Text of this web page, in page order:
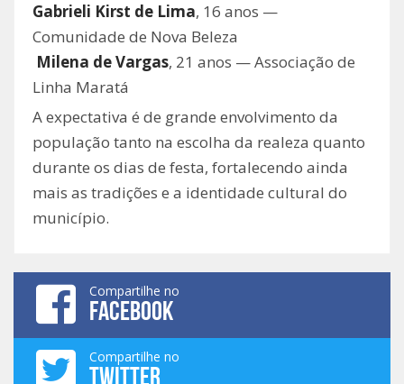
Gabrieli Kirst de Lima, 16 anos —
Comunidade de Nova Beleza
Milena de Vargas, 21 anos — Associação de
Linha Maratá
A expectativa é de grande envolvimento da
população tanto na escolha da realeza quanto
durante os dias de festa, fortalecendo ainda
mais as tradições e a identidade cultural do
município.
Compartilhe no
FACEBOOK
Compartilhe no
TWITTER